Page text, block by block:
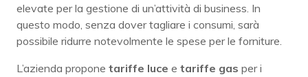
elevate per la gestione di un’attività di business. In
questo modo, senza dover tagliare i consumi, sarà
possibile ridurre notevolmente le spese per le forniture.
L’azienda propone tariffe luce e tariffe gas per i